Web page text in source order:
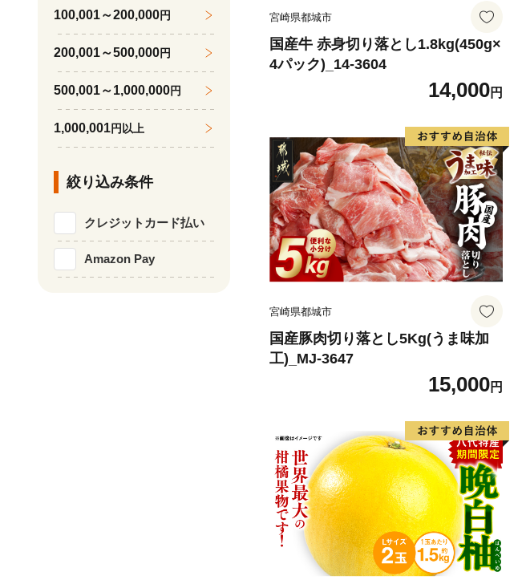
宮崎県都城市
国産牛 赤身切り落とし1.8kg(450g×
4パック)_14-3604
14,000円
宮崎県都城市
国産豚肉切り落とし5Kg(うま味加
工)_MJ-3647
15,000円
100,001～200,000円
200,001～500,000円
500,001～1,000,000円
1,000,001円以上
絞り込み条件
クレジットカード払い
Amazon Pay